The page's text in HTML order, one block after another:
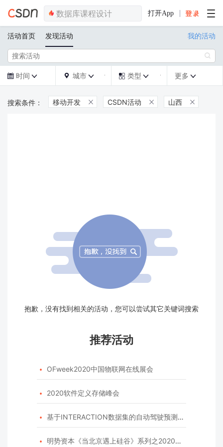
打开App
活动首页 发现活动 我的活动

 时间   城市   类型  更多 
移动开发  CSDN活动  山西 
抱歉，没有找到相关的活动，您可以尝试其它关键词搜索
推荐活动
 OFweek2020中国物联网在线展会
 2020软件定义存储峰会
 基于INTERACTION数据集的自动驾驶预测模型挑战赛
 明势资本《当北京遇上硅谷》系列之2020年度开源峰会